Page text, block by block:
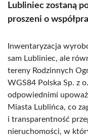
Lubliniec zostaną
proszeni o
Inwentaryzacja
sam Lubliniec, ale
tereny Rodzinnych
WGS84 Polska Sp. z
odpowiednimi
Miasta Lublińca, co
i transparentność
nieruchomości, w